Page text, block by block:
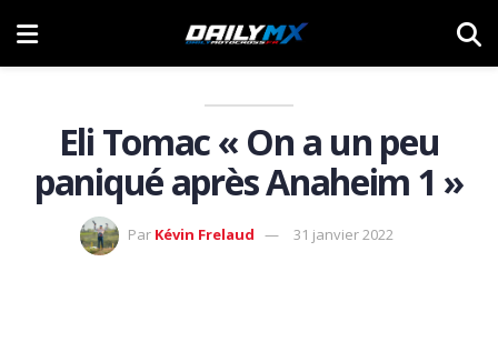
Eli Tomac « On a un peu
paniqué après Anaheim 1 »
Par Kévin Frelaud 31 janvier 2022